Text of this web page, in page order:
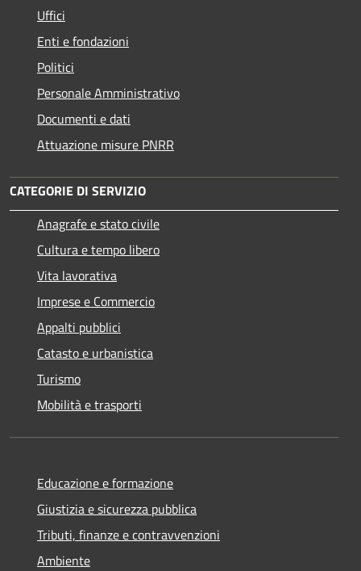
Uffici
Enti e fondazioni
Politici
Personale Amministrativo
Documenti e dati
Attuazione misure PNRR
CATEGORIE DI SERVIZIO
Anagrafe e stato civile
Cultura e tempo libero
Vita lavorativa
Imprese e Commercio
Appalti pubblici
Catasto e urbanistica
Turismo
Mobilità e trasporti
Educazione e formazione
Giustizia e sicurezza pubblica
Tributi, finanze e contravvenzioni
Ambiente